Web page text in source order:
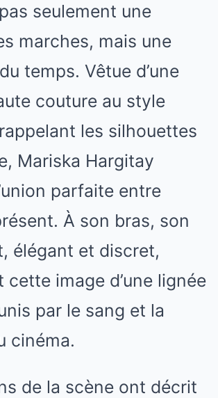
seulement une
marches, mais une
temps. Vêtue d’une
couture au style
les silhouettes
Mariska Hargitay
parfaite entre
À son bras, son
élégant et discret,
image d’une lignée
par le sang et la
cinéma.
de la scène ont décrit